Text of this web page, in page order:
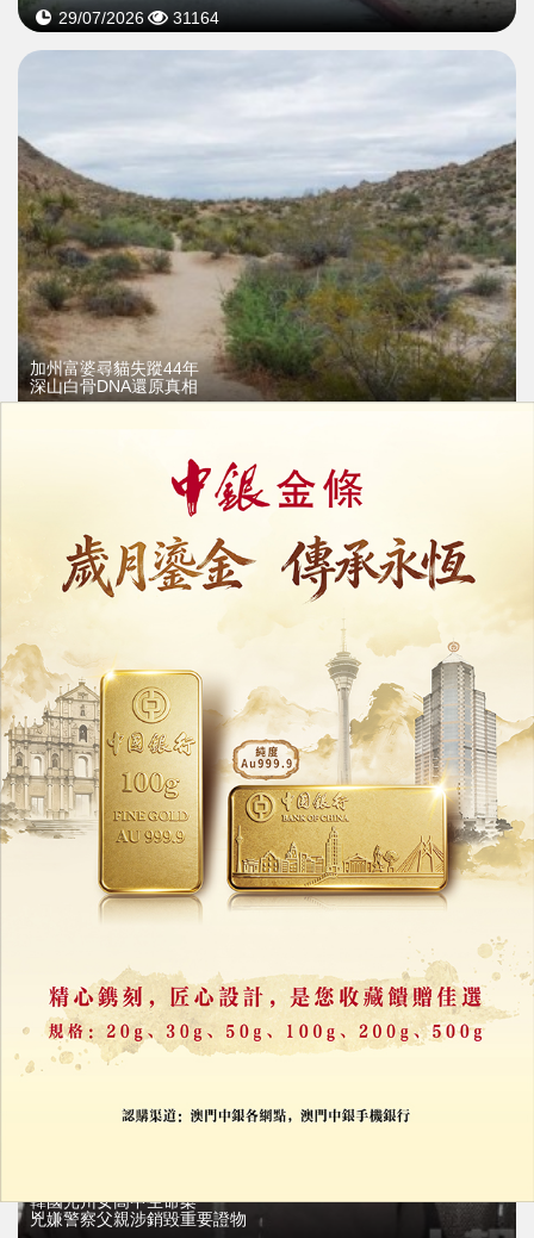
29/07/2026 31164
加州富婆尋貓失蹤44年
深山白骨DNA還原真相
韓國光州女高中生命案
兇嫌警察父親涉銷毀重要證物
09/07/2026 51291
韓國光州女高中生命案
兇嫌警察父親涉銷毀重要證物